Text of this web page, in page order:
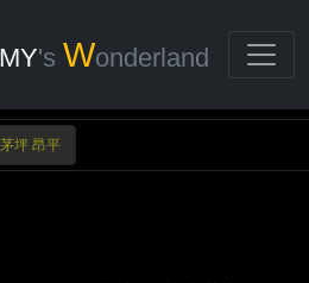
's Wonderland
坪 昂平